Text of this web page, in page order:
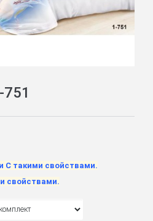
С такими свойствами.
свойствами.